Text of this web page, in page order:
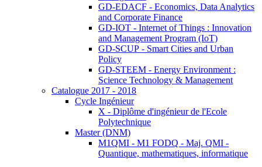
GD-EDACF - Economics, Data Analytics
and Corporate Finance
GD-IOT - Internet of Things : Innovation
and Management Program (IoT)
GD-SCUP - Smart Cities and Urban
Policy
GD-STEEM - Energy Environment :
Science Technology & Management
Catalogue 2017 - 2018
Cycle Ingénieur
X - Diplôme d'ingénieur de l'Ecole
Polytechnique
Master (DNM)
M1QMI - M1 FODQ - Maj. QMI -
Quantique, mathematiques, informatique